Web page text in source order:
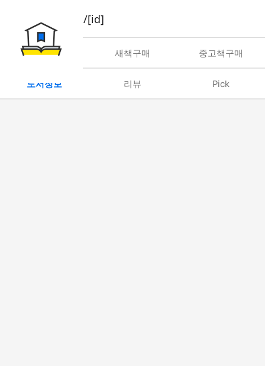
book/rent/[id]
대여 새책구매 중고책구매
도서정보 리뷰 Pick